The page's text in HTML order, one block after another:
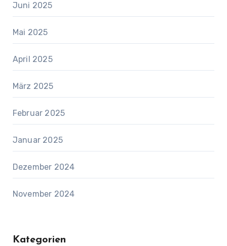
Juni 2025
Mai 2025
April 2025
März 2025
Februar 2025
Januar 2025
Dezember 2024
November 2024
Kategorien